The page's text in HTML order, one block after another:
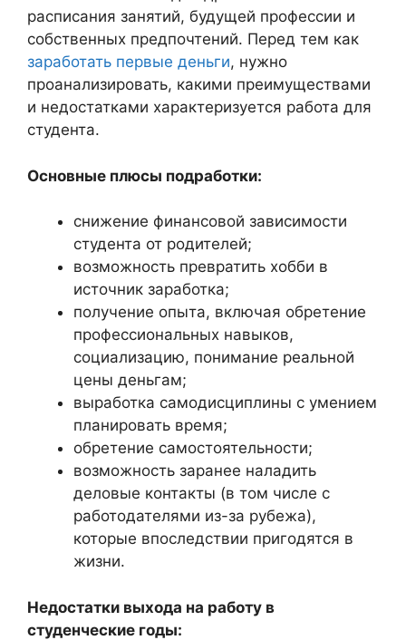
расписания занятий, будущей профессии и
собственных предпочтений. Перед тем как
заработать первые деньги, нужно
проанализировать, какими преимуществами
и недостатками характеризуется работа для
студента.
Основные плюсы подработки:
снижение финансовой зависимости
студента от родителей;
возможность превратить хобби в
источник заработка;
получение опыта, включая обретение
профессиональных навыков,
социализацию, понимание реальной
цены деньгам;
выработка самодисциплины с умением
планировать время;
обретение самостоятельности;
возможность заранее наладить
деловые контакты (в том числе с
работодателями из-за рубежа),
которые впоследствии пригодятся в
жизни.
Недостатки выхода на работу в
студенческие годы: